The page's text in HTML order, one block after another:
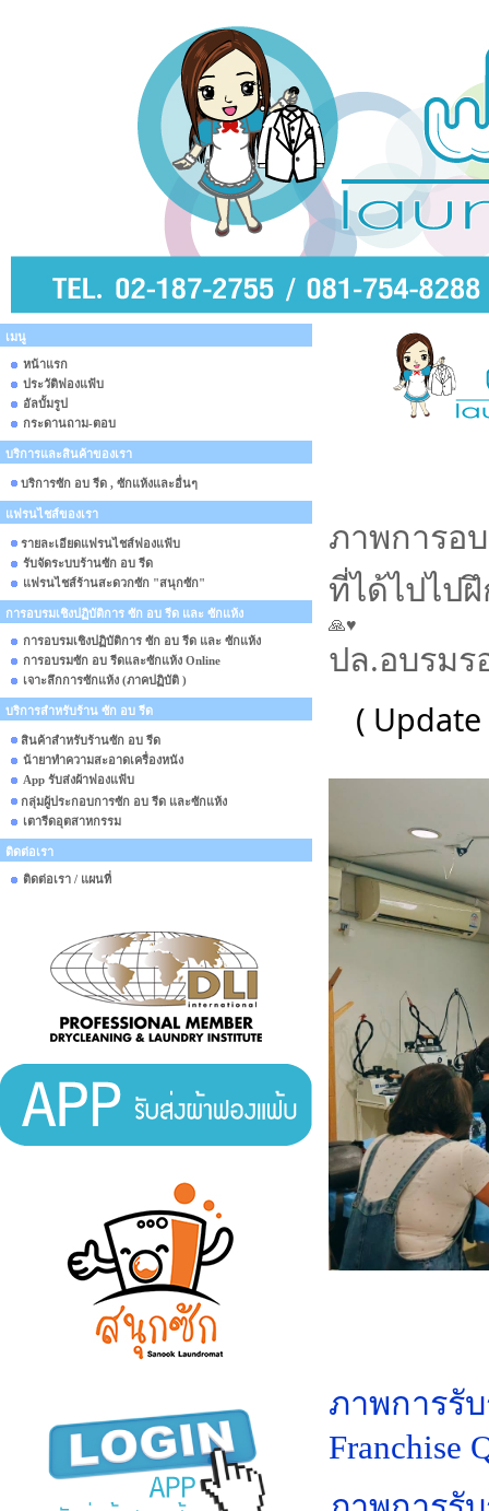
เมนู
หน้าแรก
ประวัติฟองแฟ้บ
อัลบั้มรูป
กระดานถาม-ตอบ
บริการและสินค้าของเรา
บริการซัก อบ รีด , ซักแห้งและอื่นๆ
แฟรนไชส์ของเรา
รายละเอียดแฟรนไชส์ฟองแฟ้บ
รับจัดระบบร้านซัก อบ รีด
แฟรนไชส์ร้านสะดวกซัก "สนุกซัก"
การอบรมเชิงปฏิบัติการ ซัก อบ รีด และ ซักแห้ง
การอบรมเชิงปฏิบัติการ ซัก อบ รีด และ ซักแห้ง
การอบรมซัก อบ รีดและซักแห้ง Online
เจาะลึกการซักแห้ง (ภาคปฏิบัติ )
บริการสำหรับร้าน ซัก อบ รีด
สินค้าสำหรับร้านซัก อบ รีด
น้ายาทำความสะอาดเครื่องหนัง
App รับส่งผ้าฟองแฟ้บ
กลุ่มผู้ประกอบการซัก อบ รีด และซักแห้ง
เตารีดอุตสาหกรรม
ติดต่อเรา
ติดต่อเรา / แผนที่
ภาพการอ
ที่ได้ไปไป
ปล.อบรมร
(
ภาพการรั
Franchise